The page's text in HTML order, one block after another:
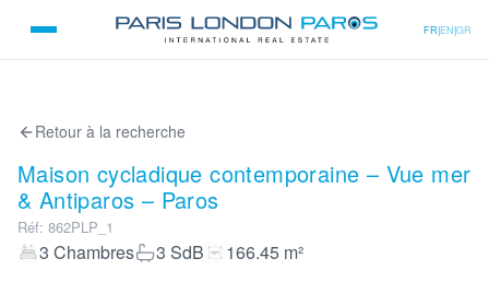
FR|EN|GR
Retour à la recherche
Maison cycladique contemporaine – Vue mer
& Antiparos – Paros
Réf: 862PLP_1
3 Chambres 3 SdB 166.45 m²